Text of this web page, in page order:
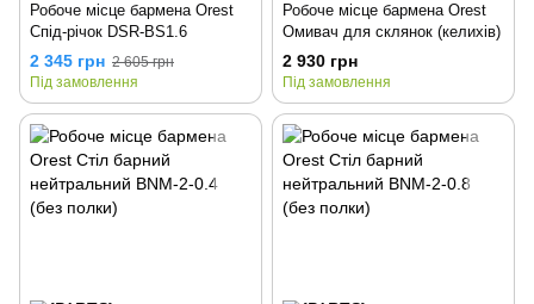
Робоче місце бармена Orest
Спід-річок DSR-ВS1.6
2 345 грн 2 605 грн
Під замовлення
Робоче місце бармена Orest
Омивач для склянок (келихів)
2 930 грн
Під замовлення